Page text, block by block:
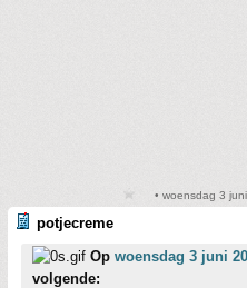
• woensdag 3
potjecreme
Op woensdag 3 juni
volgende: